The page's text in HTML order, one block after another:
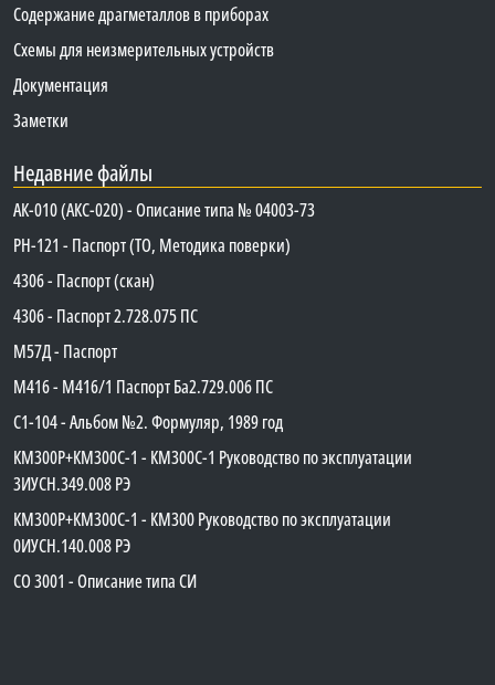
Содержание драгметаллов в приборах
Схемы для неизмерительных устройств
Документация
Заметки
Недавние файлы
АК-010 (АКС-020) - Описание типа № 04003-73
PH-121 - Паспорт (ТО, Методика поверки)
4306 - Паспорт (скан)
4306 - Паспорт 2.728.075 ПС
М57Д - Паспорт
М416 - М416/1 Паспорт Ба2.729.006 ПС
C1-104 - Альбом №2. Формуляр, 1989 год
КМ300Р+КМ300С-1 - КМ300C-1 Руководство по эксплуатации
3ИУСН.349.008 РЭ
КМ300Р+КМ300С-1 - КМ300 Руководство по эксплуатации
0ИУСН.140.008 РЭ
СО 3001 - Описание типа СИ